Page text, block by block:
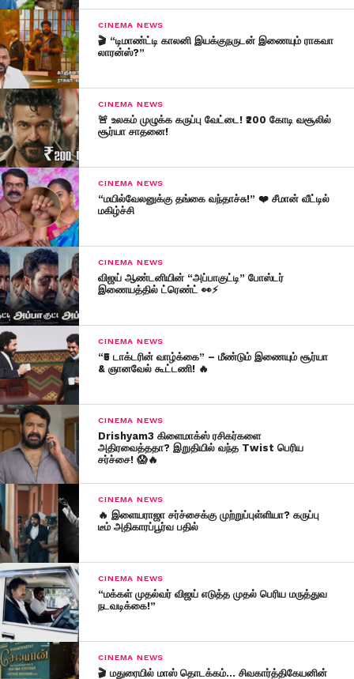
CINEMA NEWS
🎬 “டிமாண்ட்டி காலனி இயக்குநருடன் இணையும் ராகவா
லாரன்ஸ்?”
CINEMA NEWS
🚨 உலகம் முழுக்க கருப்பு வேட்டை! ₹200 கோடி வசூலில்
சூர்யா சாதனை!
CINEMA NEWS
“மயில்வேலனுக்கு தங்கை வந்தாச்சு!” ❤️ சீமான் வீட்டில்
மகிழ்ச்சி
CINEMA NEWS
விஜய் ஆண்டனியின் “அப்பாகுட்டி” போஸ்டர்
இணையத்தில் ட்ரெண்ட் 👀⚡
CINEMA NEWS
“₹5 டாக்டரின் வாழ்க்கை” – மீண்டும் இணையும் சூர்யா
& ஞானவேல் கூட்டணி! 🔥
CINEMA NEWS
Drishyam3 கிளைமாக்ஸ் ரசிகர்களை
அதிரவைத்ததா? இறுதியில் வந்த Twist பெரிய
சர்ச்சை! 😱🔥
CINEMA NEWS
🔥 இளையராஜா சர்ச்சைக்கு முற்றுப்புள்ளியா? கருப்பு
டீம் அதிகாரப்பூர்வ பதில்
CINEMA NEWS
“மக்கள் முதல்வர் விஜய் எடுத்த முதல் பெரிய மருத்துவ
நடவடிக்கை!”
CINEMA NEWS
🎬 மதுரையில் மாஸ் தொடக்கம்… சிவகார்த்திகேயனின்